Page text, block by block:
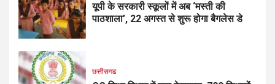
यूपी के सरकारी स्कूलों में अब ‘मस्ती की
पाठशाला’, 22 अगस्त से शुरू होगा बैगलेस डे
छत्तीसगढ